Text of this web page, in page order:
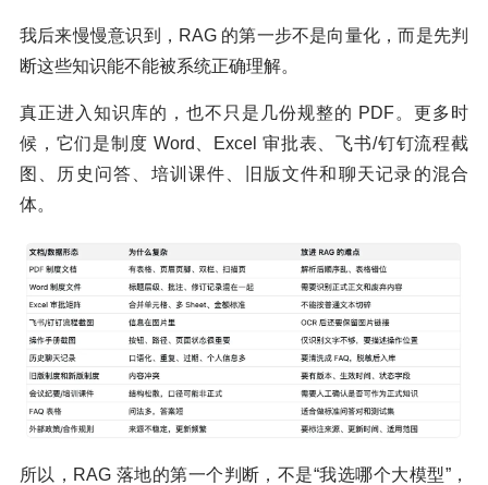
我后来慢慢意识到，RAG 的第一步不是向量化，而是先判
断这些知识能不能被系统正确理解。
真正进入知识库的，也不只是几份规整的 PDF。更多时
候，它们是制度 Word、Excel 审批表、飞书/钉钉流程截
图、历史问答、培训课件、旧版文件和聊天记录的混合
体。
所以，RAG 落地的第一个判断，不是“我选哪个大模型”，